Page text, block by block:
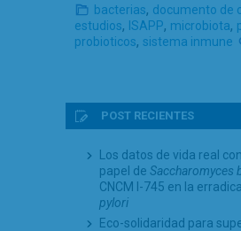
bacterias, documento de
estudios, ISAPP, microbiota,
probioticos, sistema inmune
POST RECIENTES
Los datos de vida real
papel de Saccharomyces
CNCM I-745 en la
pylori
Eco-solidaridad para